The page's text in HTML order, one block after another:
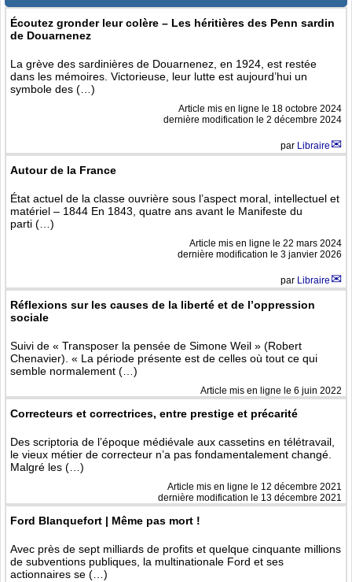
Écoutez gronder leur colère – Les héritières des Penn sardin
de Douarnenez
La grève des sardinières de Douarnenez, en 1924, est restée
dans les mémoires. Victorieuse, leur lutte est aujourd’hui un
symbole des (…)
Article mis en ligne le 18 octobre 2024
dernière modification le 2 décembre 2024
par Libraire
Autour de la France
État actuel de la classe ouvrière sous l’aspect moral, intellectuel et
matériel – 1844 En 1843, quatre ans avant le Manifeste du
parti (…)
Article mis en ligne le 22 mars 2024
dernière modification le 3 janvier 2026
par Libraire
Réflexions sur les causes de la liberté et de l’oppression
sociale
Suivi de « Transposer la pensée de Simone Weil » (Robert
Chenavier). « La période présente est de celles où tout ce qui
semble normalement (…)
Article mis en ligne le 6 juin 2022
Correcteurs et correctrices, entre prestige et précarité
Des scriptoria de l’époque médiévale aux cassetins en télétravail,
le vieux métier de correcteur n’a pas fondamentalement changé.
Malgré les (…)
Article mis en ligne le 12 décembre 2021
dernière modification le 13 décembre 2021
Ford Blanquefort | Même pas mort !
Avec près de sept milliards de profits et quelque cinquante millions
de subventions publiques, la multinationale Ford et ses
actionnaires se (…)